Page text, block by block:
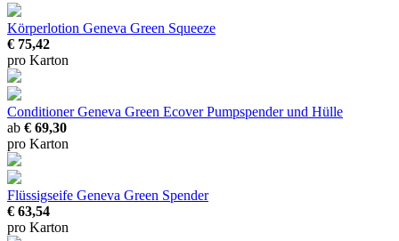
Körperlotion Geneva Green Squeeze
€ 75,42
pro Karton
Conditioner Geneva Green EcoverPumpspender und Hülle
ab € 69,30
pro Karton
Flüssigseife Geneva Green Spender
€ 63,54
pro Karton